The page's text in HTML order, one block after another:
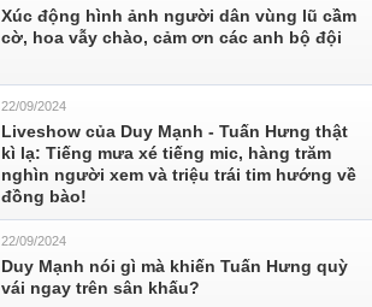
Xúc động hình ảnh người dân vùng lũ cầm
cờ, hoa vẫy chào, cảm ơn các anh bộ đội
22/09/2024
Liveshow của Duy Mạnh - Tuấn Hưng thật
kì lạ: Tiếng mưa xé tiếng mic, hàng trăm
nghìn người xem và triệu trái tim hướng về
đồng bào!
22/09/2024
Duy Mạnh nói gì mà khiến Tuấn Hưng quỳ
vái ngay trên sân khấu?